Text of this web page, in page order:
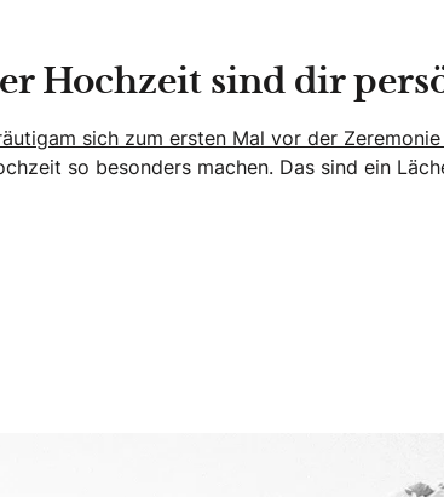
Hochzeit sind dir
sich zum ersten Mal vor der Zeremonie
so besonders machen. Das sind ein